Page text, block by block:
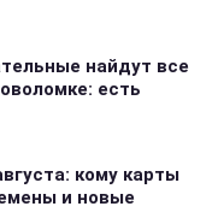
найдут все
есть
кому карты
и новые